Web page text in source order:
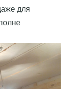
для